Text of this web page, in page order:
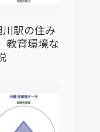
川駅の住み
教育環境な